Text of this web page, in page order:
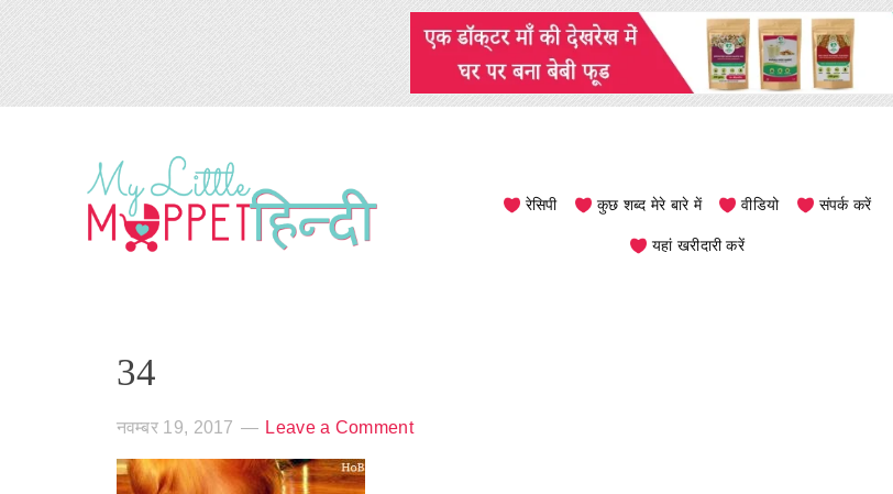
रेसिपी कुछ शब्द मेरे बारे में वीडियो संपर्क करें
यहां खरीदारी करें
34
नवम्बर 19, 2017 Leave a Comment